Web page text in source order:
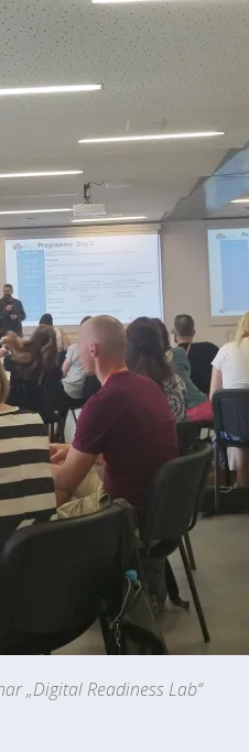
„Digital Readiness Lab“